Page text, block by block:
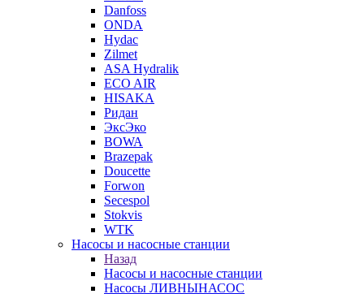
Danfoss
ONDA
Hydac
Zilmet
ASA Hydralik
ECO AIR
HISAKA
Ридан
ЭксЭко
BOWA
Brazepak
Doucette
Forwon
Secespol
Stokvis
WTK
Насосы и насосные станции
Назад
Насосы и насосные станции
Насосы ЛИВНЫНАСОС